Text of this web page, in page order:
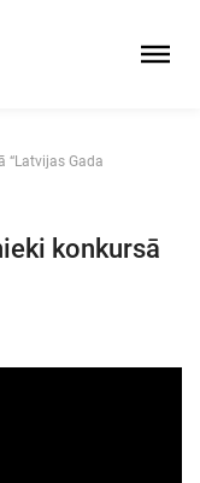
“Latvijas Gada
konkursā